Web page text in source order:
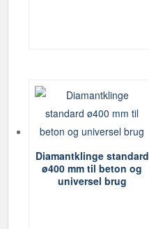
Diamantklinge standard
ø400 mm til beton og
universel brug